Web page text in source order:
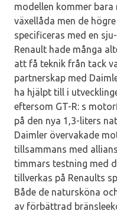
modellen kommer bara
växellåda men de
specificeras med en
Renault hade många
att få teknik från tack
partnerskap med
ha hjälpt till i
eftersom GT-R: s
på den nya 1,3-liters
Daimler övervakade
tillsammans med
timmars testning med
tillverkas på Renaults
Både de natursköna
av förbättrad